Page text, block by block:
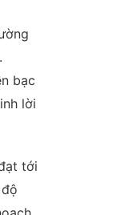
bạc
lời
tới